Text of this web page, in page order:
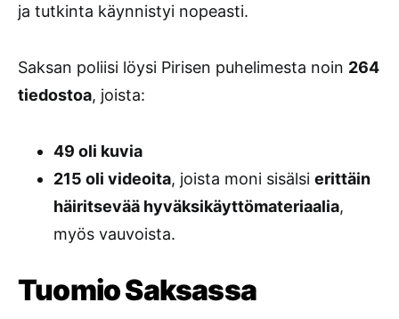
ja tutkinta käynnistyi nopeasti.
Saksan poliisi löysi Pirisen puhelimesta noin 264
tiedostoa, joista:
49 oli kuvia
215 oli videoita, joista moni sisälsi erittäin
häiritsevää hyväksikäyttömateriaalia,
myös vauvoista.
Tuomio Saksassa